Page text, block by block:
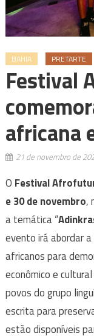
BAHIA PRETARTE
Festival
africana
21 de novembro de
O Festival
e 30 de novembro,
a temática “
evento irá abordar
africanos para
econômico e
povos do grupo
escrita para
estão disponíveis